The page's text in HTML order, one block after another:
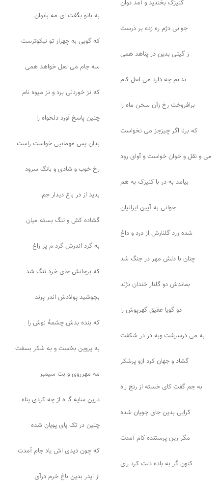
کنیزک بخندید و آمد دوان
به بانو بگفت ای مه بانوان
جوانی دژم ره زده بر دَرست
که گویی به چهراز تو نیکوترست
ز گیتی بدین در پناهد همی
سه جام می لعل خواهد همی
ندانم چه دارد می لعل کام
که نز خوردنی برد و نز میوه نام
برافروخت رخ زآن سخن ماه را
چنین پاسخ آورد دلخواه را
که برنا اگر چیزجز می نخواست
بدان پس مهمانیی خواست راست
می و نقل و خوان خواست و آوای رود
رخ خوب و شادی و بانگ سرود
بیامد به در با کنیزک به هم
بدید از در باغ دیدار جم
جوانی به آیین ایرانیان
گشاده کش و تنگ بسته میان
شده زرد گلنارش از درد و داغ
به گرد اندرش گرد م پر زاغ
چنان با دلش مهر در جنگ شد
که برجانش جای خرد تنگ شد
بماندش دو گلنار خندان نژند
بجوشید پولادش اندر پرند
دو گویا عقیق گهرپوش را
که بنده بدش چشمهٔ نوش را
به می درسرشت وبه در در شکفت
به پروین بخست و به شکر بسفت
گشاد و جهان کرد ازو پرشکر
مه مهرروی و بت سیمبر
به جم گفت کای خسته از رنج راه
درین سایه گا ه از چه کردی پناه
کرایی بدین جای جویان شده
چنین در تک پای پویان شده
مگر زین پرستنده کام آمدت
که چون دیدی اش یاد جام آمدت
کنون گر به باده دلت کرد رای
از ایدر بدین باغ خرم درآی